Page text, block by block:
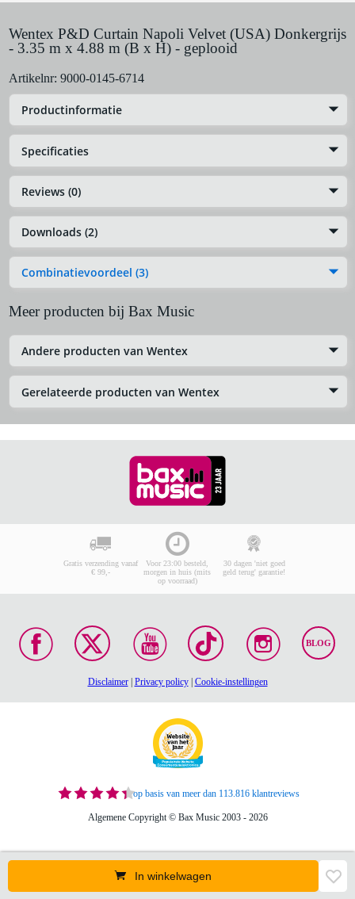
Wentex P&D Curtain Napoli Velvet (USA) Donkergrijs
- 3.35 m x 4.88 m (B x H) - geplooid
Artikelnr: 9000-0145-6714
Productinformatie
Specificaties
Reviews (0)
Downloads (2)
Combinatievoordeel (3)
Meer producten bij Bax Music
Andere producten van Wentex
Gerelateerde producten van Wentex
In winkelwagen
Gratis verzending vanaf
€ 99,-
Voor 23:00 besteld,
morgen in huis (mits
op voorraad)
30 dagen 'niet goed
geld terug' garantie!
BLOG
Disclaimer| Privacy policy| Cookie-instellingen
op basis van meer dan 113.816 klantreviews
Algemene Copyright © Bax Music 2003 - 2026